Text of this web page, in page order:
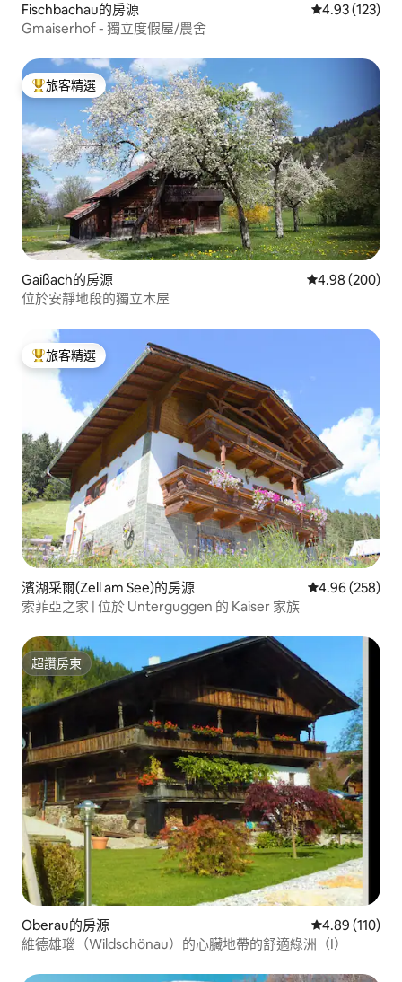
Fischbachau的房源 從 123 則評價
4.93 (123)
Gmaiserhof - 獨立度假屋/農舍
旅客精選榜首
旅客精選
Gaißach的房源 從 200 則評價
4.98 (200)
位於安靜地段的獨立木屋
旅客精選榜首
旅客精選
濱湖采爾(Zell am See)的房源 從 258 則評價
4.96 (258)
索菲亞之家 | 位於 Unterguggen 的 Kaiser 家族
超讚房東
超讚房東
Oberau的房源 從 110 則評價
4.89 (110)
維德雄瑙（Wildschönau）的心臟地帶的舒適綠洲（I）